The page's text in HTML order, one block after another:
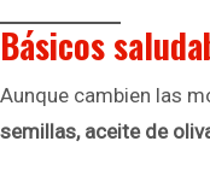
Básicos
Aunque cambien las
semillas, aceite de